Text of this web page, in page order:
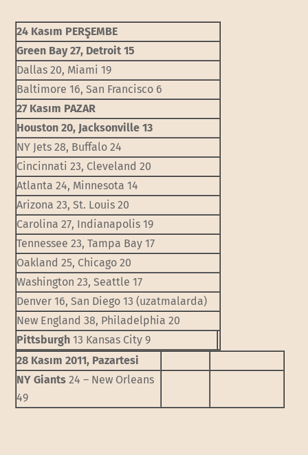
24 Kasım PERŞEMBE
Green Bay 27, Detroit 15
Dallas 20, Miami 19
Baltimore 16, San Francisco 6
27 Kasım PAZAR
Houston 20, Jacksonville 13
NY Jets 28, Buffalo 24
Cincinnati 23, Cleveland 20
Atlanta 24, Minnesota 14
Arizona 23, St. Louis 20
Carolina 27, Indianapolis 19
Tennessee 23, Tampa Bay 17
Oakland 25, Chicago 20
Washington 23, Seattle 17
Denver 16, San Diego 13 (uzatmalarda)
New England 38, Philadelphia 20
Pittsburgh 13 Kansas City 9
28 Kasım 2011, Pazartesi
NY Giants 24 – New Orleans
49